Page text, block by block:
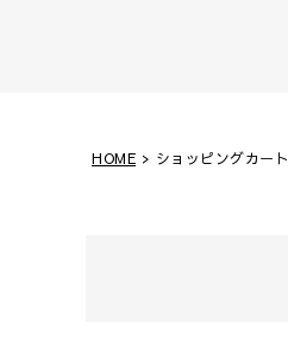
HOME ショッピングカート